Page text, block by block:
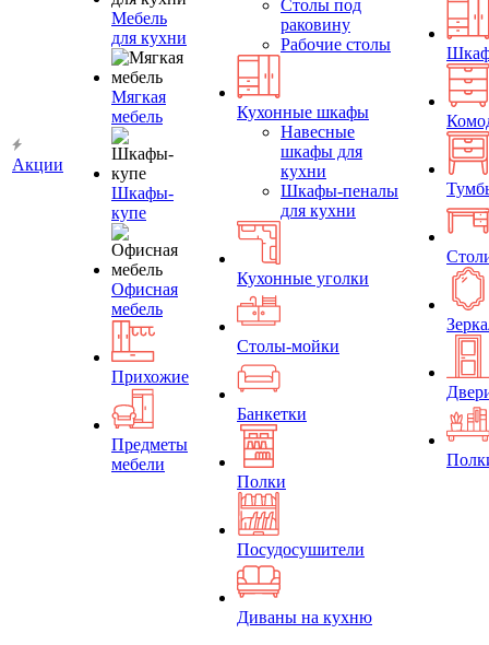
Акции
Мебель
для кухни
Мягкая
мебель
Шкафы-
купе
Офисная
мебель
Прихожие
Предметы
мебели
Столы под
раковину
Рабочие столы
Кухонные шкафы
Навесные
шкафы для
кухни
Шкафы-пеналы
для кухни
Кухонные уголки
Столы-мойки
Банкетки
Полки
Посудосушители
Диваны на кухню